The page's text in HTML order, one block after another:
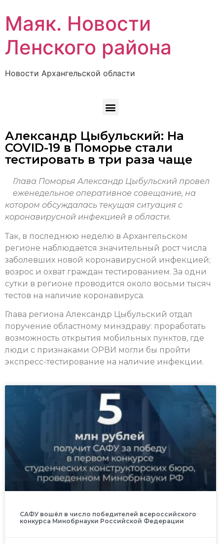
Маяк. Новости
Ленского района
Новости Архангельской области
Александр Цыбульский: На
COVID-19 в Поморье стали
тестировать в три раза чаще
Глава Поморья Александр Цыбульский провел
еженедельное оперативное совещание, на
котором обсуждалась текущая ситуация с
коронавирусной инфекцией в области.
Так, в последнюю неделю в Архангельском
регионе наблюдается значительный рост числа
заболевших новой коронавирусной инфекцией;
возрос и охват граждан тестированием. За одни
сутки в регионе проводится около восьми тысяч
тестов на наличие коронавируса.
Глава региона Александр Цыбульский отдал
поручение областному минздраву: проработать
возможность открытия мобильных пунктов, где
люди с признаками ОРВИ могли бы пройти
экспресс-тестирование на наличие инфекции.
САФУ вошёл в число победителей всероссийского
конкурса Минобрнауки Российской Федерации